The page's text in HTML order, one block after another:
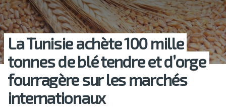
La Tunisie achète 100 mille
tonnes de blé tendre et d’orge
fourragère sur les marchés
internationaux